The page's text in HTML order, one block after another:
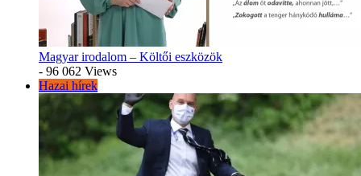
Magyar irodalom – Költői eszközök
- 96 062 Views
Hazai hírek